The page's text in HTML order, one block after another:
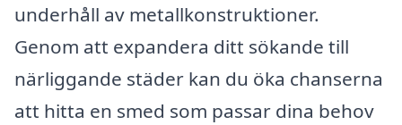
underhåll av metallkonstruktioner.
Genom att expandera ditt sökande till
närliggande städer kan du öka chanserna
att hitta en smed som passar dina behov